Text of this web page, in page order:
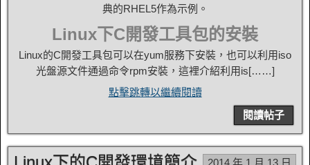
典的RHEL5作為示例。
Linux下C開發工具包的安裝
Linux的C開發工具包可以在yum服務下安裝，也可以利用iso
光盤源文件通過命令rpm安裝，這裡介紹利用is[……]
點擊跳轉以繼續閱讀
閱讀帖子